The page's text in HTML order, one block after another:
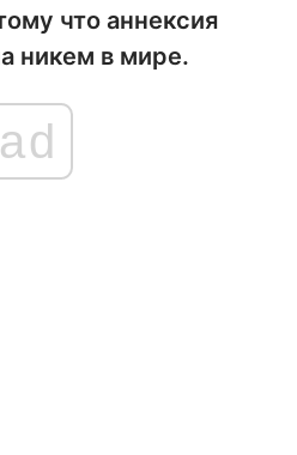
что аннексия
никем в мире.
ad